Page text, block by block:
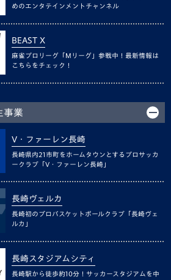
めのエンタテインメントチャンネル
BEAST X
麻雀プロリーグ「Mリーグ」参戦中！最新情報は
こちらをチェック！
事業
V・ファーレン長崎
長崎県内21市町をホームタウンとするプロサッカ
ークラブ「V・ファーレン長崎」
長崎ヴェルカ
長崎初のプロバスケットボールクラブ「長崎ヴェ
ルカ」
長崎スタジアムシティ
長崎駅から徒歩約10分！サッカースタジアムを中